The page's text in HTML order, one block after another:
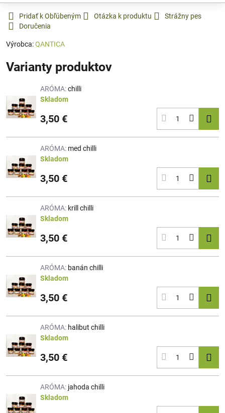
Pridať k Obľúbeným Otázka k produktu
Strážny pes
Doručenia
Výrobca:QANTICA
Varianty produktov
ARÓMA:chilli
Skladom
3,50 €
ARÓMA: med chilli
Skladom
3,50 €
ARÓMA: krill chilli
Skladom
3,50 €
ARÓMA: banán chilli
Skladom
3,50 €
ARÓMA: halibut chilli
Skladom
3,50 €
ARÓMA: jahoda chilli
Skladom